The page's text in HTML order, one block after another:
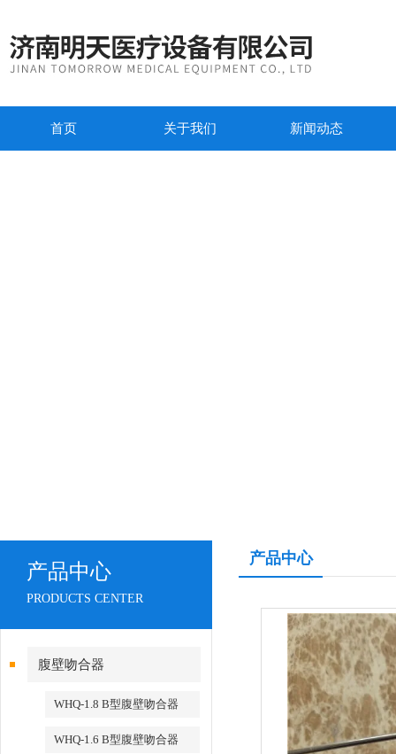
首页 关于我们 新闻动态
产品中心
PRODUCTS CENTER
腹壁吻合器
WHQ-1.8 B型腹壁吻合器
WHQ-1.6 B型腹壁吻合器
产品中心